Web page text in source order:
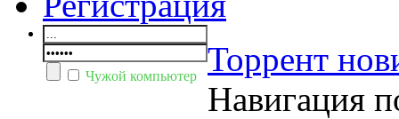
Чужой компьютер
Торрент
Навигация